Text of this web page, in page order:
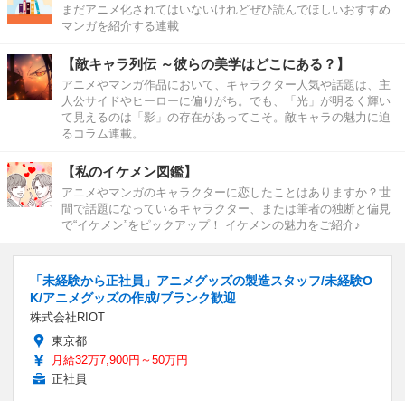
まだアニメ化されてはいないけれどぜひ読んでほしいおすすめ
マンガを紹介する連載
【敵キャラ列伝 ～彼らの美学はどこにある？】
アニメやマンガ作品において、キャラクター人気や話題は、主
人公サイドやヒーローに偏りがち。でも、「光」が明るく輝い
て見えるのは「影」の存在があってこそ。敵キャラの魅力に迫
るコラム連載。
【私のイケメン図鑑】
アニメやマンガのキャラクターに恋したことはありますか？世
間で話題になっているキャラクター、または筆者の独断と偏見
で“イケメン”をピックアップ！ イケメンの魅力をご紹介♪
「未経験から正社員」アニメグッズの製造スタッフ/未経験O
K/アニメグッズの作成/ブランク歓迎
株式会社RIOT
東京都
月給32万7,900円～50万円
正社員